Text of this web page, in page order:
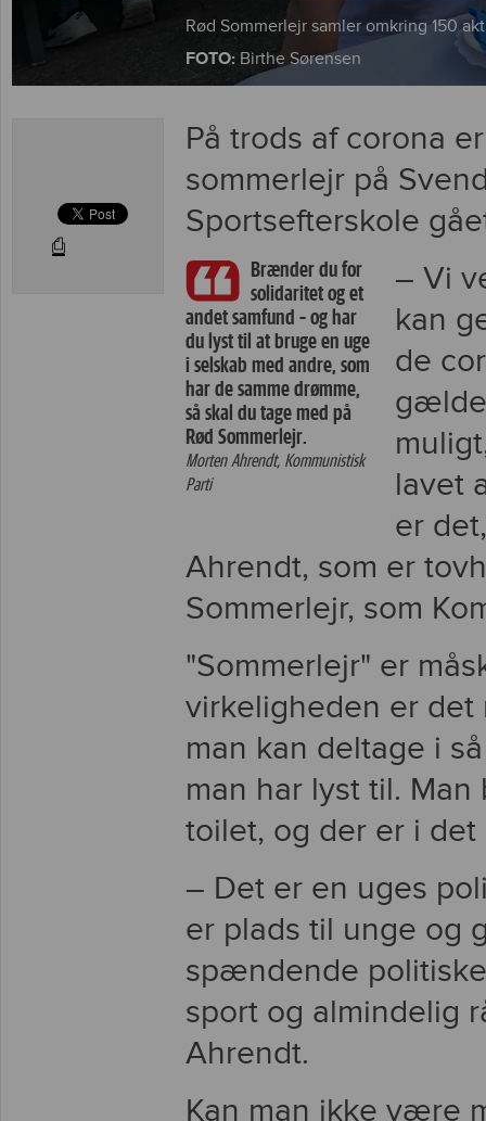
Rød Sommerlejr samler omkring 150
FOTO: Birthe Sørensen
⎙
På trods af corona
sommerlejr på
Sportsefterskole
Brænder du for
solidaritet og et
andet samfund – og har
du lyst til at bruge en uge
i selskab med andre, som
har de samme drømme,
så skal du tage med på
Rød Sommerlejr.
Morten Ahrendt, Kommunistisk
Parti
– Vi
kan
de
lavet
er
Ahrendt, som er
Sommerlejr, som
"Sommerlejr" er
virkeligheden er det
man kan deltage i
man har lyst til.
toilet, og der er i
– Det er en uges
er plads til unge og
spændende
sport og almindelig
Ahrendt.
Kan man ikke være